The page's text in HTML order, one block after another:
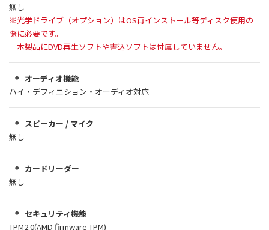
無し
※光学ドライブ（オプション）はOS再インストール等ディスク使用の
際に必要です。
本製品にDVD再生ソフトや書込ソフトは付属していません。
オーディオ機能
ハイ・デフィニション・オーディオ対応
スピーカー / マイク
無し
カードリーダー
無し
セキュリティ機能
TPM2.0(AMD firmware TPM)